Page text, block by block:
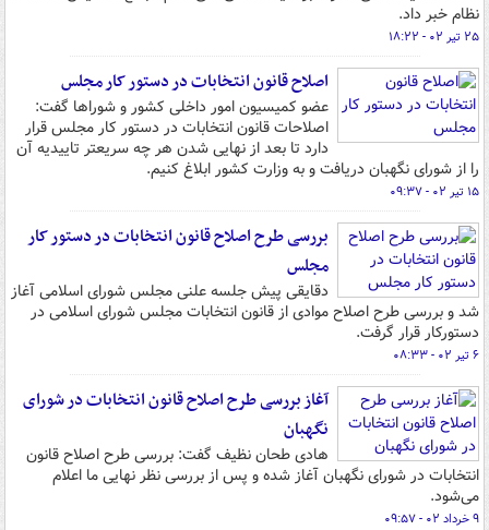
نظام خبر داد.
۲۵ تیر ۰۲ - ۱۸:۲۲
اصلاح قانون انتخابات در دستور کار مجلس
عضو کمیسیون امور داخلی کشور و شوراها گفت:
اصلاحات قانون انتخابات در دستور کار مجلس قرار
دارد تا بعد از نهایی شدن هر چه سریعتر تاییدیه آن
را از شورای نگهبان دریافت و به وزارت کشور ابلاغ کنیم.
۱۵ تیر ۰۲ - ۰۹:۳۷
بررسی طرح اصلاح قانون انتخابات در دستور کار
مجلس
دقایقی پیش جلسه علنی مجلس شورای اسلامی آغاز
شد و بررسی طرح اصلاح موادی از قانون انتخابات مجلس شورای اسلامی در
دستورکار قرار گرفت.
۶ تیر ۰۲ - ۰۸:۳۳
آغاز بررسی طرح اصلاح قانون انتخابات در شورای
نگهبان
هادی طحان نظیف گفت: بررسی طرح اصلاح قانون
انتخابات در شورای نگهبان آغاز شده و پس از بررسی نظر نهایی ما اعلام
می‌شود.
۹ خرداد ۰۲ - ۰۹:۵۷